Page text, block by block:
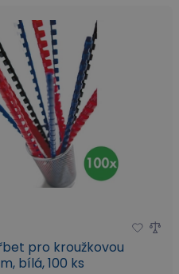
pro kroužkovou
bílá, 100 ks